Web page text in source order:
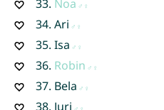
33. Noa
34. Ari
35. Isa
36. Robin
37. Bela
38. Juri